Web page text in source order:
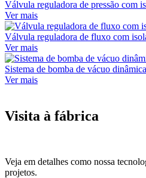
Válvula reguladora de pressão com
Ver mais
Válvula reguladora de fluxo com
Ver mais
Sistema de bomba de vácuo dinâmica
Ver mais
Visita à fábrica
Veja em detalhes como nossa
projetos.